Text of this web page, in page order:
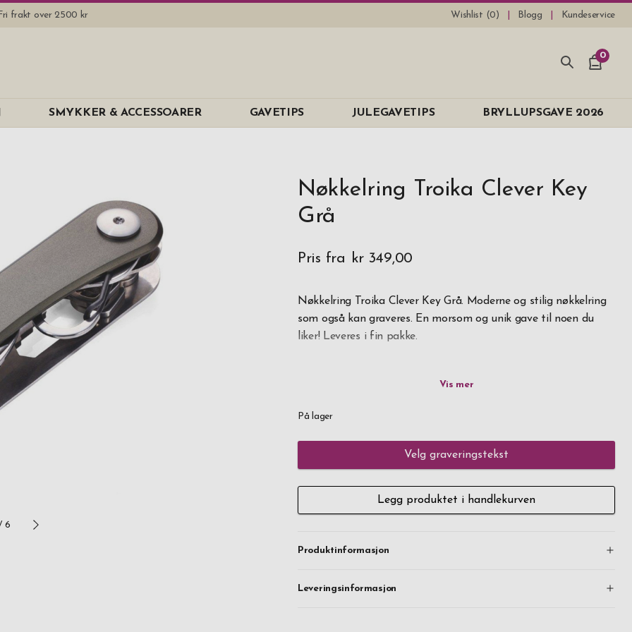
frakt over 2500 kr Wishlist (0) Blogg Kundeservice
0
SMYKKER & ACCESSOARER GAVETIPS JULEGAVETIPS BRYLLUPSGAVE 2026
6
Nøkkelring Troika Clever Key
Grå
Pris fra kr 349,00
Nøkkelring Troika Clever Key Grå. Moderne og stilig nøkkelring
som også kan graveres. En morsom og unik gave til noen du
liker! Leveres i fin pakke.
som et mini multiverktøy som har kapselåpner, skrutrekker og
Hopp over klirringen og kaoset med nøkler, oppbevar dem trygt
praktisk, pent og personlig med din egen gravering. Rask
På lager
Velg graveringstekst
Legg produktet i handlekurven
Produktinformasjon
Leveringsinformasjon